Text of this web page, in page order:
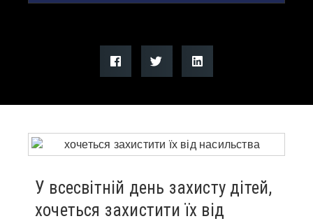
У всесвітній день захисту дітей,
хочеться захистити їх від